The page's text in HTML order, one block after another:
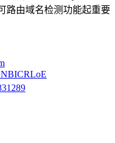
路由域名检测功能起重要